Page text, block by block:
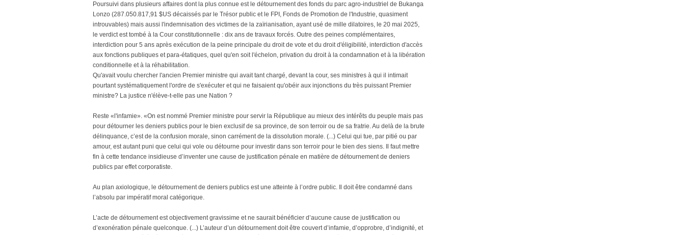
Poursuivi dans plusieurs affaires dont la plus connue est le détournement des fonds du parc agro-industriel de Bukanga
Lonzo (287.050.817,91 $US décaissés par le Trésor public et le FPI, Fonds de Promotion de l'Industrie, quasiment
introuvables) mais aussi l'indemnisation des victimes de la zaïrianisation, ayant usé de mille dilatoires, le 20 mai 2025,
le verdict est tombé à la Cour constitutionnelle : dix ans de travaux forcés. Outre des peines complémentaires,
interdiction pour 5 ans après exécution de la peine principale du droit de vote et du droit d'éligibilité, interdiction d'accès
aux fonctions publiques et para-étatiques, quel qu'en soit l'échelon, privation du droit à la condamnation et à la libération
conditionnelle et à la réhabilitation.
Qu'avait voulu chercher l'ancien Premier ministre qui avait tant chargé, devant la cour, ses ministres à qui il intimait
pourtant systématiquement l'ordre de s'exécuter et qui ne faisaient qu'obéir aux injonctions du très puissant Premier
ministre? La justice n'élève-t-elle pas une Nation ?
Reste «l'infamie». «On est nommé Premier ministre pour servir la République au mieux des intérêts du peuple mais pas
pour détourner les deniers publics pour le bien exclusif de sa province, de son terroir ou de sa fratrie. Au delà de la brute
délinquance, c’est de la confusion morale, sinon carrément de la dissolution morale. (...) Celui qui tue, par pitié ou par
amour, est autant puni que celui qui vole ou détourne pour investir dans son terroir pour le bien des siens. Il faut mettre
fin à cette tendance insidieuse d’inventer une cause de justification pénale en matière de détournement de deniers
publics par effet corporatiste.
Au plan axiologique, le détournement de deniers publics est une atteinte à l’ordre public. Il doit être condamné dans
l’absolu par impératif moral catégorique.
L’acte de détournement est objectivement gravissime et ne saurait bénéficier d’aucune cause de justification ou
d’exonération pénale quelconque. (...) L’auteur d’un détournement doit être couvert d’infamie, d’opprobre, d’indignité, et